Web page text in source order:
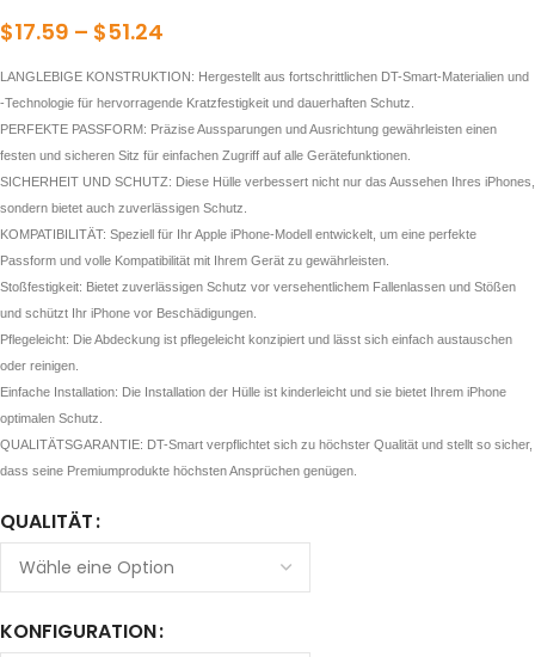
$17.59 – $51.24
LANGLEBIGE KONSTRUKTION: Hergestellt aus fortschrittlichen DT-Smart-Materialien und
-Technologie für hervorragende Kratzfestigkeit und dauerhaften Schutz.
PERFEKTE PASSFORM: Präzise Aussparungen und Ausrichtung gewährleisten einen
festen und sicheren Sitz für einfachen Zugriff auf alle Gerätefunktionen.
SICHERHEIT UND SCHUTZ: Diese Hülle verbessert nicht nur das Aussehen Ihres iPhones,
sondern bietet auch zuverlässigen Schutz.
KOMPATIBILITÄT: Speziell für Ihr Apple iPhone-Modell entwickelt, um eine perfekte
Passform und volle Kompatibilität mit Ihrem Gerät zu gewährleisten.
Stoßfestigkeit: Bietet zuverlässigen Schutz vor versehentlichem Fallenlassen und Stößen
und schützt Ihr iPhone vor Beschädigungen.
Pflegeleicht: Die Abdeckung ist pflegeleicht konzipiert und lässt sich einfach austauschen
oder reinigen.
Einfache Installation: Die Installation der Hülle ist kinderleicht und sie bietet Ihrem iPhone
optimalen Schutz.
QUALITÄTSGARANTIE: DT-Smart verpflichtet sich zu höchster Qualität und stellt so sicher,
dass seine Premiumprodukte höchsten Ansprüchen genügen.
QUALITÄT
KONFIGURATION